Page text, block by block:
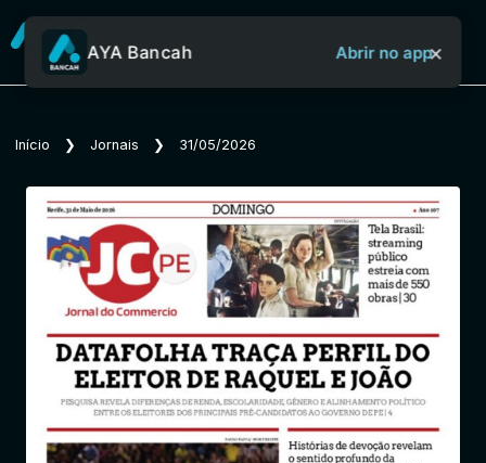
Sobre o Aya Bancah
Início
Revistas
Jornais
AYA Bancah Abrir no app×
Início ❯ Jornais ❯ 31/05/2026